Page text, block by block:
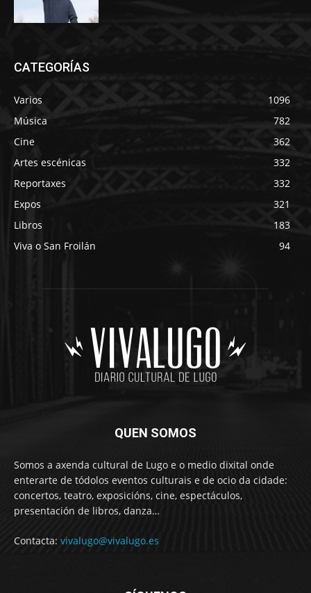
CATEGORÍAS
Varios
1096
Música
782
Cine
362
Artes escénicas
332
Reportaxes
332
Expos
321
Libros
183
Viva o San Froilán
94
QUEN SOMOS
Somos a axenda cultural de Lugo e o medio dixital onde
enterarte de tódolos eventos culturais e de ocio da cidade:
concertos, teatro, exposicións, cine, espectáculos,
presentación de libros, danza…
Contacta: vivalugo@vivalugo.es